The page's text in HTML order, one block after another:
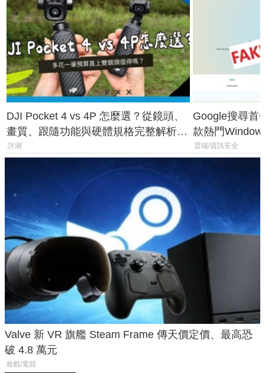
DJI Pocket 4 vs 4P 怎麼選？從鏡頭、
畫質、跟隨功能與硬體規格完整解析，
一次看懂兩台差異
評測
Google搜尋首
款熱門
機
雲端/資訊安全
Valve 新 VR 旗艦 Steam Frame 傳天價定價、最高恐
破 4.8 萬元
遊戲/電競